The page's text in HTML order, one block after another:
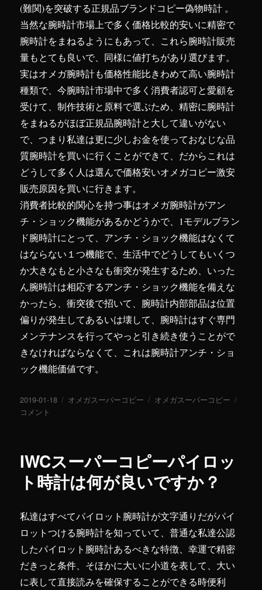
パ
ー
コ
ピ
ー
計
に
(難関)を突破する正規品ブランドコピー偽物時計 。
当然な腕時計市場上で多く価格比較的安いに精密で
腕時計をまねるようにもあって、これら腕時計販売
量もとても良いで、同様に値打ちがあり選びます。
実はオメガ腕時計も価格性能比きわめて高い腕時計
種類で、今腕時計市場中で多く消費者認可と愛顧を
受けて、制作技術と原料で選ぶため、精密に腕時計
をまねるがほぼ正規品腕時計と大して違いがない
で、つまり私達は更に少しお金を使っておなじな品
質腕時計を買いに行くことができて、だからこれは
どうして多く人は選んで価格安いオメガコピー激安
販売原因を買いに行きます。
消費者比較的関心を持つ事はオメガ腕時計がアン
チ・ショック機能があるかどうかで、1モデルブラン
ド腕時計にとって、アンチ・ショック機能はなくて
はならない１つ機能で、生活中でどうしてもいくつ
か大きなもと小さなも衝突が発生するため、いった
ん腕時計は相応するアンチ・ショック機能を備えな
かったら、衝突後で招いて、腕時計内部部品は位置
偏りが発生してあるいは壊して、腕時計はすぐ専門
メンテナンスを行ってやっと引き続き使うことがで
きなければならなくて、これは腕時計アンチ・ショ
ック機能価値です。
投
稿
2019-01-18
カ
オメガスーパーコピー
タ
オメガスーパーコピー
コメント
IWCスーパーコピーパイロッ
ト時計は何が良いですか？
私達はすべてパイロット腕時計が文字通りだがパイ
ロットつける腕時計を知っていて、普通な私達公認
したパイロット腕時計あるべきな特徴、幸運で精密
だきっと条件、そほかに大いに小道を表して、大い
に表して直接読みを確保することができる時便利